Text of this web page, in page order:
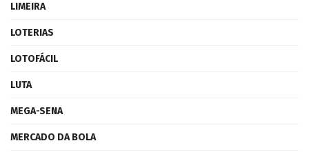
LIMEIRA
LOTERIAS
LOTOFÁCIL
LUTA
MEGA-SENA
MERCADO DA BOLA